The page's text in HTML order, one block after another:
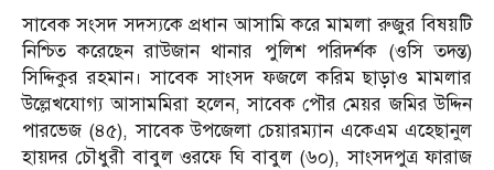
সাবেক সংসদ সদস্যকে প্রধান আসামি করে মামলা রুজুর বিষয়টি
নিশ্চিত করেছেন রাউজান থানার পুলিশ পরিদর্শক (ওসি তদন্ত)
সিদ্দিকুর রহমান। সাবেক সাংসদ ফজলে করিম ছাড়াও মামলার
উল্লেখযোগ্য আসামমিরা হলেন, সাবেক পৌর মেয়র জমির উদ্দিন
পারভেজ (৪৫), সাবেক উপজেলা চেয়ারম্যান একেএম এহেছানুল
হায়দর চৌধুরী বাবুল ওরফে ঘি বাবুল (৬০), সাংসদপুত্র ফারাজ